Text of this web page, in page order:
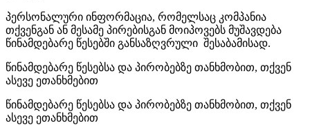
პერსონალური ინფორმაცია, რომელსაც კომპანია
თქვენგან ან მესამე პირებისგან მოიპოვებს მუშავდება
წინამდებარე წესებში განსაზღვრული შესაბამისად.
წინამდებარე წესებსა და პირობებზე თანხმობით, თქვენ
ასევე ეთანხმებით
წინამდებარე წესებსა და პირობებზე თანხმობით, თქვენ
ასევე ეთანხმებით